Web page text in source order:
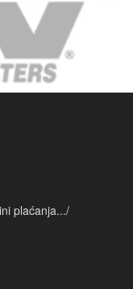
plaćanja.../